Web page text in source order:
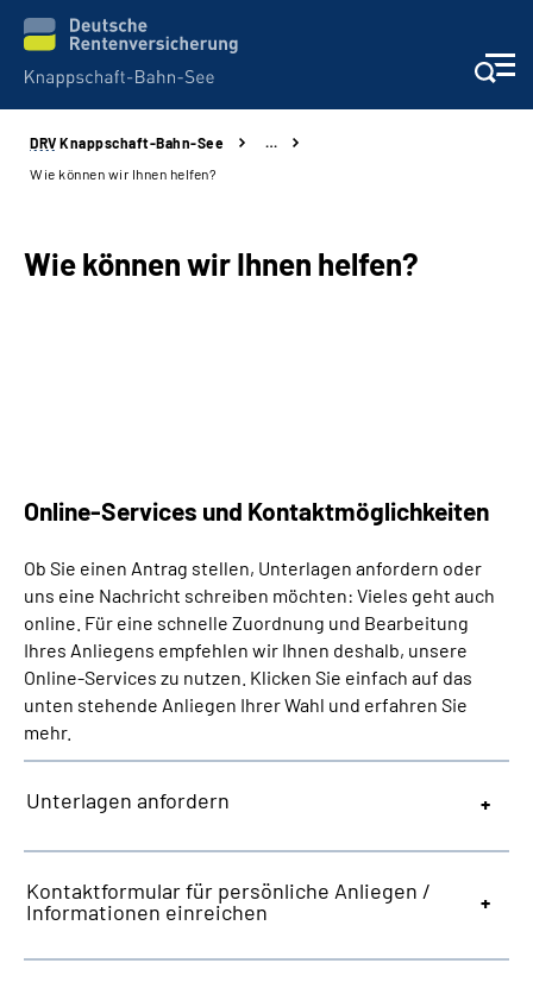
Aktuelles & Presse
Die DRV Knappschaft-Bahn-See in Deutscher
Gebärdensprache
Leichte Sprache
Suche
DRV Knappschaft-Bahn-See
…
Wie können wir Ihnen helfen?
Wie können wir Ihnen helfen?
Online-Services und Kontaktmöglichkeiten
Ob Sie einen Antrag stellen, Unterlagen anfordern oder
uns eine Nachricht schreiben möchten: Vieles geht auch
online. Für eine schnelle Zuordnung und Bearbeitung
Ihres Anliegens empfehlen wir Ihnen deshalb, unsere
Online-Services zu nutzen. Klicken Sie einfach auf das
unten stehende Anliegen Ihrer Wahl und erfahren Sie
mehr.
Unterlagen anfordern
Kontaktformular für persönliche Anliegen /
Informationen einreichen